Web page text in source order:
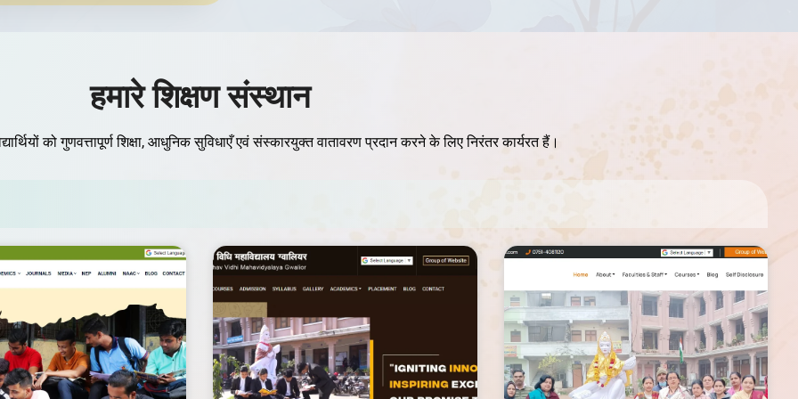
हमारे शिक्षण संस्थान
को गुणवत्तापूर्ण शिक्षा, आधुनिक सुविधाएँ एवं संस्कारयुक्त वातावरण प्रदान करने के लिए निरंतर कार्यरत हैं।